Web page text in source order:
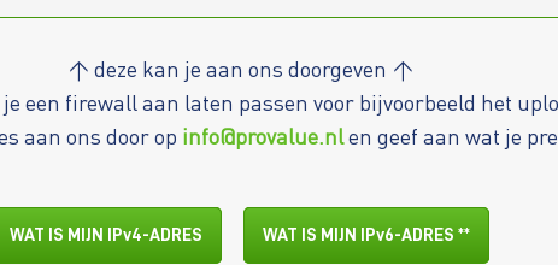
↑ deze kan je aan ons doorgeven ↑
een firewall aan laten passen voor bijvoorbeeld het
aan ons door op info@provalue.nlen geef aan wat je
WAT IS MIJN IPv4-ADRES WAT IS MIJN IPv6-ADRES **